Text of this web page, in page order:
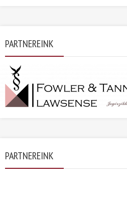
PARTNEREINK
PARTNEREINK